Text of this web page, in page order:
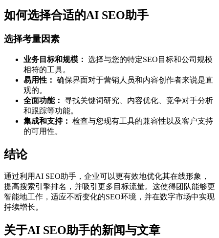
如何选择合适的AI SEO助手
选择考量因素
业务目标和规模： 选择与您的特定SEO目标和公司规模
相符的工具。
易用性： 确保界面对于营销人员和内容创作者来说是直
观的。
全面功能： 寻找关键词研究、内容优化、竞争对手分析
和跟踪等功能。
集成和支持： 检查与您现有工具的兼容性以及客户支持
的可用性。
结论
通过利用AI SEO助手，企业可以更有效地优化其在线形象，
提高搜索引擎排名，并吸引更多目标流量。这使得团队能够更
智能地工作，适应不断变化的SEO环境，并在数字市场中实现
持续增长。
关于AI SEO助手的新闻与文章